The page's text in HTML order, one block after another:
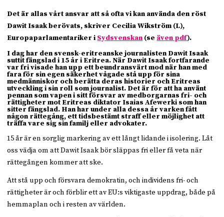
Det är allas vårt ansvar att så ofta vi kan använda den röst
Dawit Isaak berövats, skriver Cecilia Wikström (L),
Europaparlamentariker i Sydsvenskan (se även pdf).
I dag har den svensk-eritreanske journalisten Dawit Isaak
suttit fängslad i 15 år i Eritrea. När Dawit Isaak fortfarande
var fri visade han upp ett beundransvärt mod när han med
fara för sin egen säkerhet vågade stå upp för sina
medmänniskor och berätta deras historier och Eritreas
utveckling i sin roll som journalist. Det är för att ha använt
pennan som vapen i sitt försvar av medborgarnas fri- och
rättigheter mot Eritreas diktator Isaias Afewerki som han
sitter fängslad. Han har under alla dessa år varken fått
någon rättegång, ett tidsbestämt straff eller möjlighet att
träffa vare sig sin familj eller advokater.
15 år är en sorglig markering av ett långt lidande i isolering. Låt
oss vädja om att Dawit Isaak bör släppas fri eller få veta när
rättegången kommer att ske.
Att stå upp och försvara demokratin, och individens fri- och
rättigheter är och förblir ett av EU:s viktigaste uppdrag, både på
hemmaplan och i resten av världen.